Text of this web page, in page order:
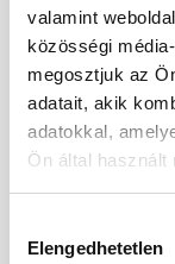
valamint
közösségi
megosztjuk az
adatait, akik
adatokkal,
Ön által használt
kiválasztása
Elengedhetetlen
2024. május
2024. április
2024. március